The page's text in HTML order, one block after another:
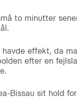
to minutter
effekt, da
efter en
Bissau sit hold